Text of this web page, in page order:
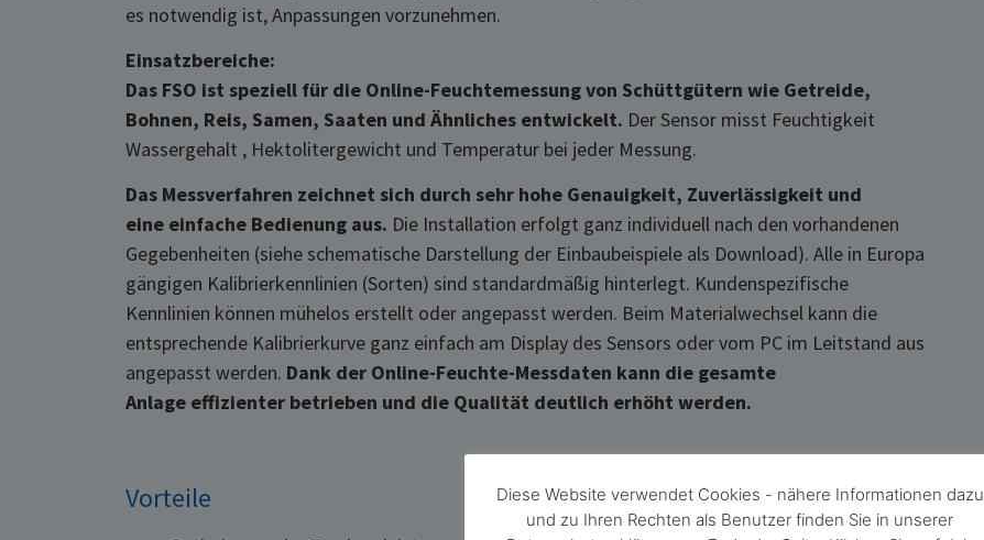
es notwendig ist, Anpassungen vorzunehmen.
Einsatzbereiche:
Das FSO ist speziell für die Online-Feuchtemessung von Schüttgütern wie Getreide,
Bohnen, Reis, Samen, Saaten und Ähnliches entwickelt. Der Sensor misst Feuchtigkeit
Wassergehalt , Hektolitergewicht und Temperatur bei jeder Messung.
Das Messverfahren zeichnet sich durch sehr hohe Genauigkeit, Zuverlässigkeit und
eine einfache Bedienung aus. Die Installation erfolgt ganz individuell nach den vorhandenen
Gegebenheiten (siehe schematische Darstellung der Einbaubeispiele als Download). Alle in Europa
gängigen Kalibrierkennlinien (Sorten) sind standardmäßig hinterlegt. Kundenspezifische
Kennlinien können mühelos erstellt oder angepasst werden. Beim Materialwechsel kann die
entsprechende Kalibrierkurve ganz einfach am Display des Sensors oder vom PC im Leitstand aus
angepasst werden. Dank der Online-Feuchte-Messdaten kann die gesamte
Anlage effizienter betrieben und die Qualität deutlich erhöht werden.
Vorteile
Diese Website verwendet Cookies - nähere Informationen dazu
und zu Ihren Rechten als Benutzer finden Sie in unserer